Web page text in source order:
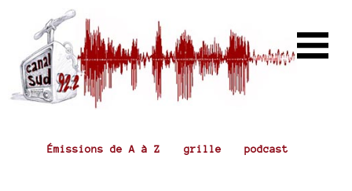
Émissions de A à Z grille podcast